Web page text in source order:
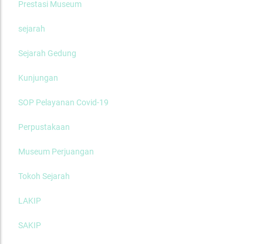
Prestasi Museum
sejarah
Sejarah Gedung
Kunjungan
SOP Pelayanan Covid-19
Perpustakaan
Museum Perjuangan
Tokoh Sejarah
LAKIP
SAKIP